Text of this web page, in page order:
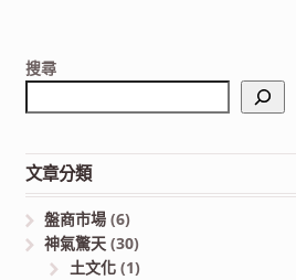
搜尋
文章分類
盤商市場 (6)
神氣驚天 (30)
土文化(1)